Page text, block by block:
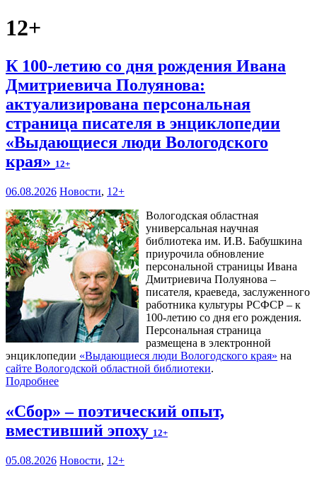
12+
К 100-летию со дня рождения Ивана
Дмитриевича Полуянова:
актуализирована персональная
страница писателя в энциклопедии
«Выдающиеся люди Вологодского
края» 12+
06.08.2026 Новости, 12+
Вологодская областная
универсальная научная
библиотека им. И.В. Бабушкина
приурочила обновление
персональной страницы Ивана
Дмитриевича Полуянова –
писателя, краеведа, заслуженного
работника культуры РСФСР – к
100‑летию со дня его рождения.
Персональная страница
размещена в электронной
энциклопедии «Выдающиеся люди Вологодского края» на
сайте Вологодской областной библиотеки.
Подробнее
«Сбор» – поэтический опыт,
вместивший эпоху 12+
05.08.2026 Новости, 12+